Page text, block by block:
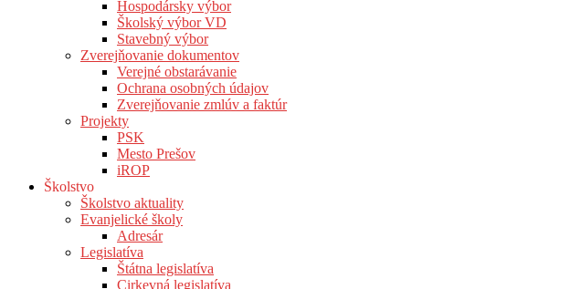
Hospodársky výbor
Školský výbor VD
Stavebný výbor
Zverejňovanie dokumentov
Verejné obstarávanie
Ochrana osobných údajov
Zverejňovanie zmlúv a faktúr
Projekty
PSK
Mesto Prešov
iROP
Školstvo
Školstvo aktuality
Evanjelické školy
Adresár
Legislatíva
Štátna legislatíva
Cirkevná legislatíva